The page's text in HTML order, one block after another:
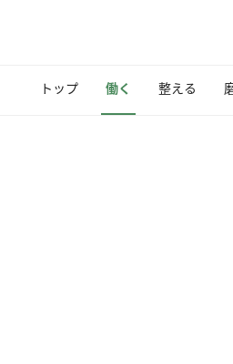
トップ 働く 整える